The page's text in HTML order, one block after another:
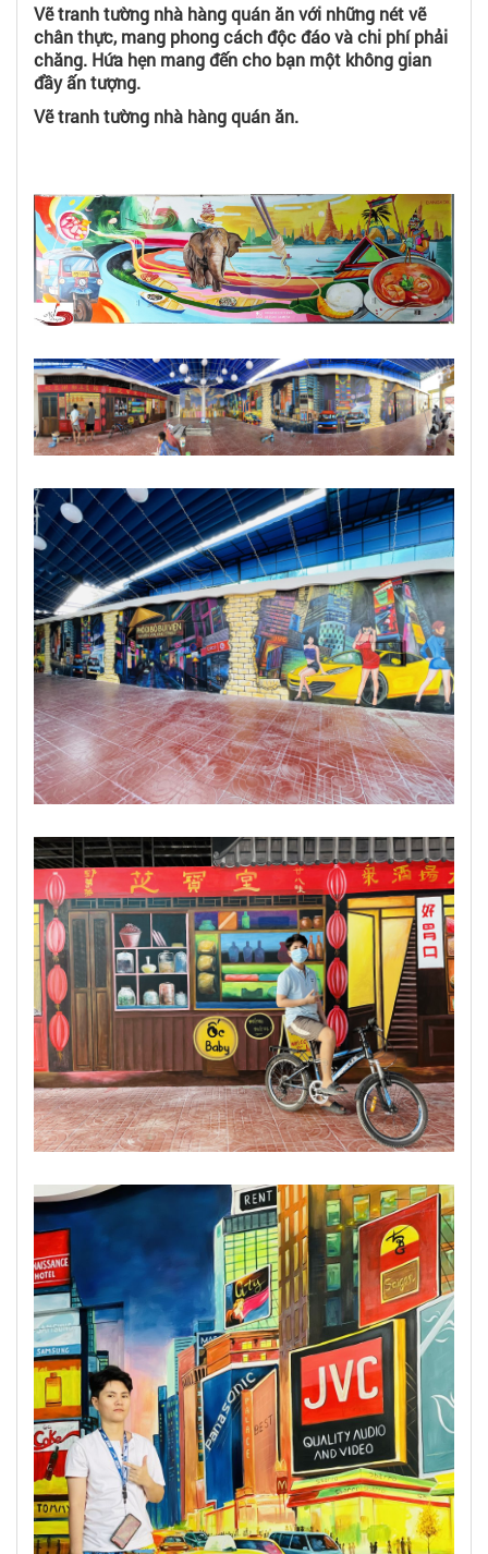
Vẽ tranh tường nhà hàng quán ăn với những nét vẽ
chân thực, mang phong cách độc đáo và chi phí phải
chăng. Hứa hẹn mang đến cho bạn một không gian
đầy ấn tượng.
Vẽ tranh tường nhà hàng quán ăn.